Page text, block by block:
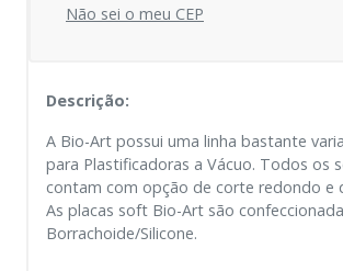
Não sei o meu CEP
Descrição:
A Bio-Art possui uma linha bastante
para Plastificadoras a Vácuo. Todos os
contam com opção de corte redondo e
As placas soft Bio-Art são
Borrachoide/Silicone.